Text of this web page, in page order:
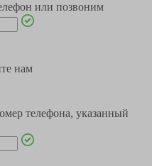
или позвоним
нам
телефона, указанный